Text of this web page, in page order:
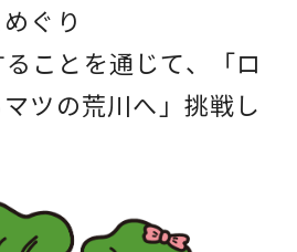
ぐり
ことを通じて、「ロ
ツの荒川へ」挑戦し